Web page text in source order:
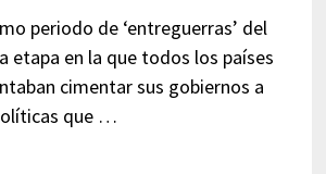
periodo de ‘entreguerras’ del
etapa en la que todos los países
cimentar sus gobiernos a
que …